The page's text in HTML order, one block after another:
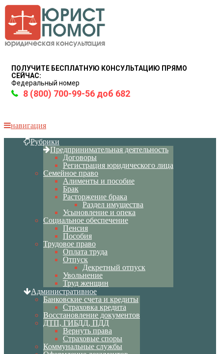
ПОЛУЧИТЕ БЕСПЛАТНУЮ КОНСУЛЬТАЦИЮ ПРЯМО
СЕЙЧАС:
Федеральный номер
8 (800) 700-99-56 доб 682
навигация
Рубрики
Предпринимательная деятельность
Договоры
Регистрация юридического лица
Семейное право
Алименты и пособие
Брак
Расторжение брака
Раздел имущества
Усыновление и опека
Социальное обеспечение
Пенсия
Пособия
Трудовое право
Оплата труда
Отпуск
Декретный отпуск
Увольнение
Труд женщин
Административное
Банковские счета и кредиты
Страховка кредита
Восстановление документов
ДТП, ГИБДД, ПДД
Вернуть права
Страховые споры
Коммунальные службы